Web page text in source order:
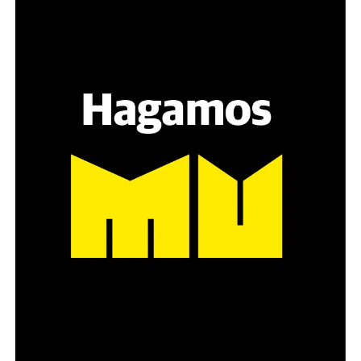
es a través del interrogante, que puedan encarnar la
pregunta», comparte Gonzalo, de 41 años.